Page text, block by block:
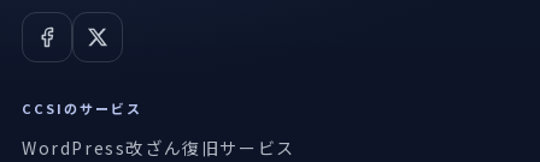
CCSIのサービス
WordPress改ざん復旧サービス